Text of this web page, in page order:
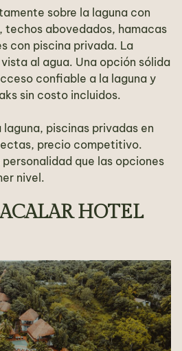
sobre la laguna con
techos abovedados, hamacas
con piscina privada. La
al agua. Una opción sólida
confiable a la laguna y
sin costo incluidos.
laguna, piscinas privadas en
precio competitivo.
personalidad que las opciones
nivel.
HOTEL